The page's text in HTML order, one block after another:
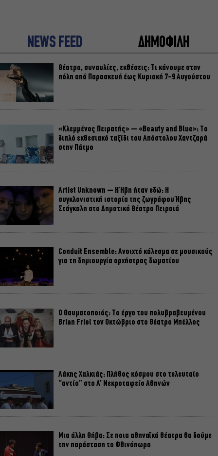
NEWS FEED ΔΗΜΟΦΙΛΗ
Θέατρο, συναυλίες, εκθέσεις: Τι κάνουμε στην
πόλη από Παρασκευή έως Κυριακή 7-9 Αυγούστου
«Κλεμμένος Πειρατής» – «Beauty and Blue»: Το
διπλό εκθεσιακό ταξίδι του Απόστολου Χαντζαρά
στην Πάτμο
Artist Unknown – Η Ήβη ήταν εδώ: Η
συγκλονιστική ιστορία της ζωγράφου Ήβης
Στάγκαλη στο Δημοτικό Θέατρο Πειραιά
Conduit Ensemble: Ανοιχτό κάλεσμα σε μουσικούς
για τη δημιουργία ορχήστρας δωματίου
Ο Θαυματοποιός: Το έργο του πολυβραβευμένου
Brian Friel τον Οκτώβριο στο Θέατρο Μπέλλος
Λάκης Χαλκιάς: Πλήθος κόσμου στο τελευταίο
“αντίο” στο Α’ Νεκροταφείο Αθηνών
Μια άλλη Θήβα: Σε ποια αθηναϊκά θέατρα θα δούμε
την παράσταση το Φθινόπωρο